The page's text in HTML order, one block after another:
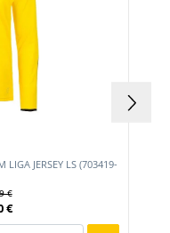
LIGA JERSEY LS (703419-
€
€